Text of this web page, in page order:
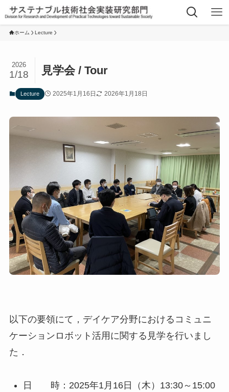
ホーム Lecture
見学会 / Tour
2026
1/18
Lecture 2025年1月16日 2026年1月18日
以下の要領にて，デイケア分野におけるコミュニ
ケーションロボット活用に関する見学を行いまし
た．
日 時：2025年1月16日（木）13:30～15:00